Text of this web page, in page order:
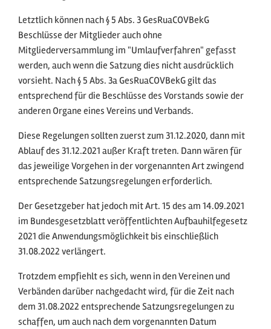
Letztlich können nach § 5 Abs. 3 GesRuaCOVBekG
Beschlüsse der Mitglieder auch ohne
Mitgliederversammlung im "Umlaufverfahren" gefasst
werden, auch wenn die Satzung dies nicht ausdrücklich
vorsieht. Nach § 5 Abs. 3a GesRuaCOVBekG gilt das
entsprechend für die Beschlüsse des Vorstands sowie der
anderen Organe eines Vereins und Verbands.
Diese Regelungen sollten zuerst zum 31.12.2020, dann mit
Ablauf des 31.12.2021 außer Kraft treten. Dann wären für
das jeweilige Vorgehen in der vorgenannten Art zwingend
entsprechende Satzungsregelungen erforderlich.
Der Gesetzgeber hat jedoch mit Art. 15 des am 14.09.2021
im Bundesgesetzblatt veröffentlichten Aufbauhilfegesetz
2021 die Anwendungsmöglichkeit bis einschließlich
31.08.2022 verlängert.
Trotzdem empfiehlt es sich, wenn in den Vereinen und
Verbänden darüber nachgedacht wird, für die Zeit nach
dem 31.08.2022 entsprechende Satzungsregelungen zu
schaffen, um auch nach dem vorgenannten Datum